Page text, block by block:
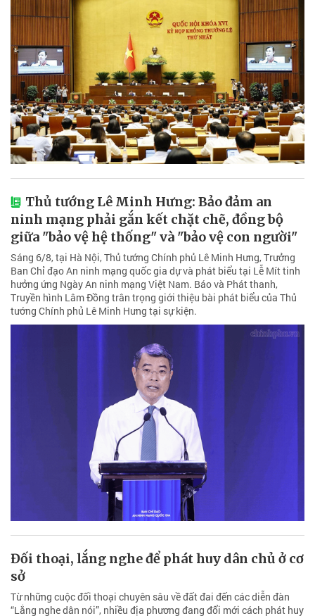
Thủ tướng Lê Minh Hưng: Bảo đảm an
ninh mạng phải gắn kết chặt chẽ, đồng bộ
giữa "bảo vệ hệ thống" và "bảo vệ con người"
Sáng 6/8, tại Hà Nội, Thủ tướng Chính phủ Lê Minh Hưng, Trưởng
Ban Chỉ đạo An ninh mạng quốc gia dự và phát biểu tại Lễ Mít tinh
hưởng ứng Ngày An ninh mạng Việt Nam. Báo và Phát thanh,
Truyền hình Lâm Đồng trân trọng giới thiệu bài phát biểu của Thủ
tướng Chính phủ Lê Minh Hưng tại sự kiện.
Đối thoại, lắng nghe để phát huy dân chủ ở cơ
sở
Từ những cuộc đối thoại chuyên sâu về đất đai đến các diễn đàn
“Lắng nghe dân nói”, nhiều địa phương đang đổi mới cách phát huy